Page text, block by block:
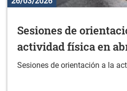
Sesiones de
actividad física en
Sesiones de orientación a la